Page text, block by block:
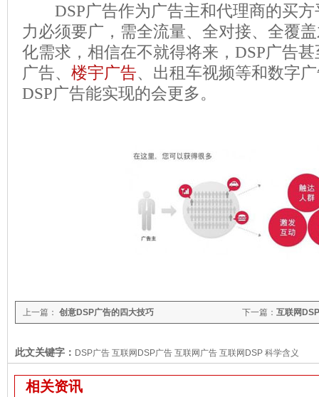
DSP广告作为广告主和代理商的买
力必须要广，需全流量、全对接、全覆
化需求，相信在不就得将来， DSP广告
广告、 楼宇广告、出租车视频等和数字
DSP广告能实现的会更多。
下一篇： 互联网
上一篇： 创意DSP广告的四大技巧
此文关键字： DSP广告 互联网DSP广告 互联网广告 互联网DSP 科学含义
相关资讯